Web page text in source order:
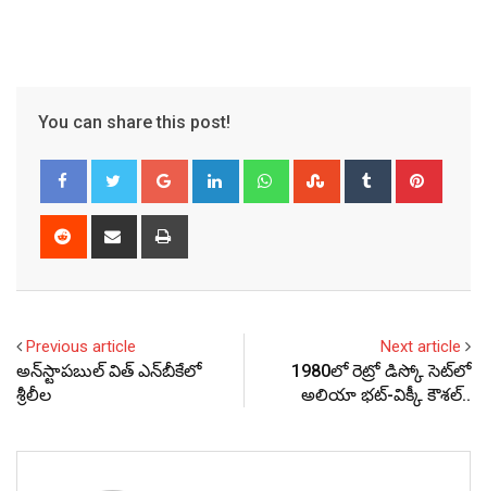
You can share this post!
Google+ LinkedIn WhatsappStumbleUpon
Tumblr
Reddit
Share
Previous article
అన్‌స్టాపబుల్‌ విత్‌ ఎన్‌బీకేలో
శ్రీలీల
Next article
1980లో రెట్రో డిస్కో సెట్‌లో
అలియా భట్-విక్కీ కౌశల్..